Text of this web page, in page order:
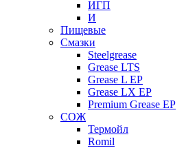
ИГП
И
Пищевые
Смазки
Steelgrease
Grease LTS
Grease L EP
Grease LX EP
Premium Grease EP
СОЖ
Термойл
Romil